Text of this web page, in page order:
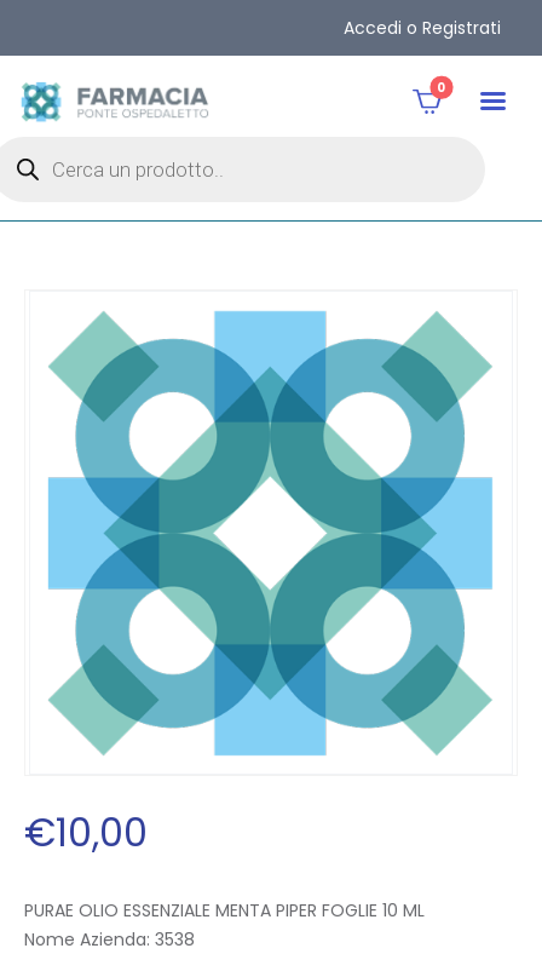
Accedi o Registrati
0
€10,00
PURAE OLIO ESSENZIALE MENTA PIPER FOGLIE 10 ML
Nome Azienda: 3538